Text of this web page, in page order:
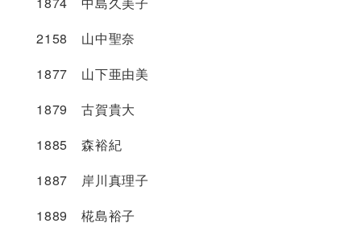
2158 山中聖奈
1877 山下亜由美
1879 古賀貴大
1885 森裕紀
1887 岸川真理子
1889 椛島裕子